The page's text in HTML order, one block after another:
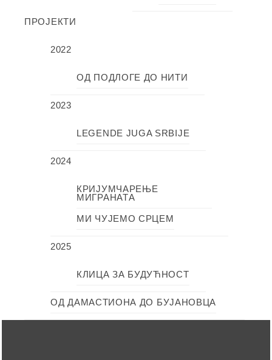
ПРОЈЕКТИ
2022
ОД ПОДЛОГЕ ДО НИТИ
2023
LEGENDE JUGA SRBIJE
2024
КРИЈУМЧАРЕЊЕ
МИГРАНАТА
МИ ЧУЈЕМО СРЦЕМ
2025
КЛИЦА ЗА БУДУЋНОСТ
ОД ДАМАСТИОНА ДО БУЈАНОВЦА